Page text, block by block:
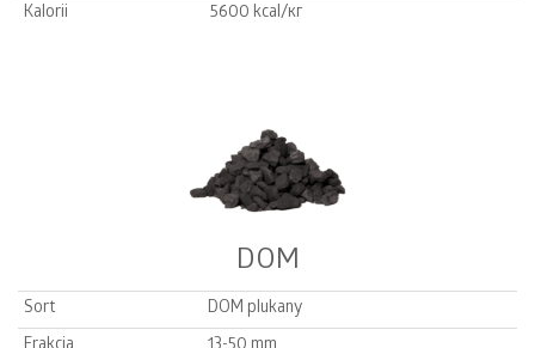
Kalorii
5600 kcal/кг
DOM
Sort
DOM plukany